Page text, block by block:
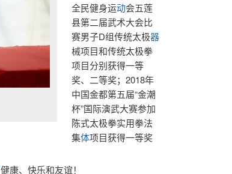
全民健身运动会五莲
县第二届武术大会比
赛男子D组传统太极器
械项目和传统太极拳
项目分别获得一等
奖、二等奖；2018年
中国金都第五届“金潮
杯”国际演武大赛参加
陈式太极拳实用拳法
集体项目获得一等奖
健康、快乐和友谊！